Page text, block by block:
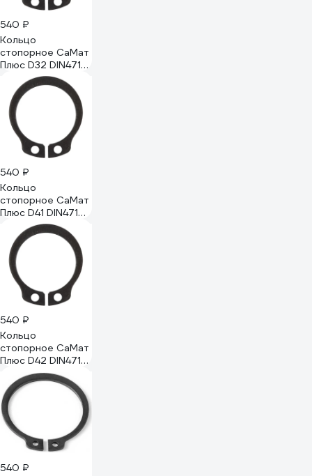
540 ₽
Кольцо
стопорное СаМат
Плюс D32 DIN471
(вал) (10 шт) KRP-
8994
540 ₽
Кольцо
стопорное СаМат
Плюс D41 DIN471
(вал) (5 шт) KRP-
8896
540 ₽
Кольцо
стопорное СаМат
Плюс D42 DIN471
(вал) (5 шт) KRP-
8938
540 ₽